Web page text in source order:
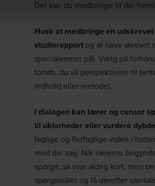
Det kan du medbringe til din
Husk at medbringe en udskrevet
studierapport og at have skrevet
specialemner på). Vælg på
forløb, du vil perspektivere til
indhold eller metode).
I dialogen kan lærer og censor
til uklarheder eller vurdere
faglige og flerfaglige viden i
med din sag. Når lærerne
spørge, så svar aldrig kort, men
spørgsmålet og få derefter